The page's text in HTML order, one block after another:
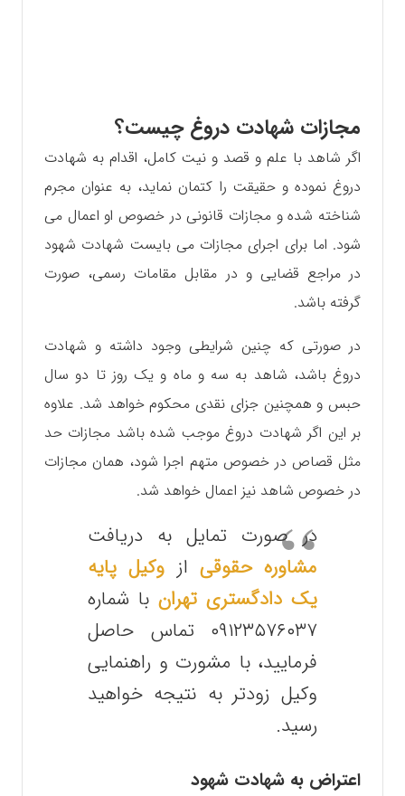
مجازات شهادت دروغ چیست؟
اگر شاهد با علم و قصد و نیت کامل، اقدام به شهادت
دروغ نموده و حقیقت را کتمان نماید، به عنوان مجرم
شناخته شده و مجازات قانونی در خصوص او اعمال می
شود. اما برای اجرای مجازات می بايست شهادت شهود
در مراجع قضایی و در مقابل مقامات رسمی، صورت
گرفته باشد.
در صورتی که چنین شرایطی وجود داشته و‌ شهادت
دروغ باشد، شاهد به سه و ماه و یک روز تا دو سال
حبس و همچنین جزای نقدی محکوم خواهد شد. علاوه
بر این‌ اگر شهادت دروغ موجب شده باشد مجازات حد
مثل قصاص در خصوص متهم اجرا شود، همان مجازات
در خصوص شاهد نیز اعمال خواهد شد.
در صورت تمایل به دریافت
مشاوره حقوقی از وکیل پایه
یک دادگستری تهران با شماره
۰۹۱۲۳۵۷۶۰۳۷ تماس حاصل
فرمایید، با مشورت و راهنمایی
وکیل زودتر به نتیجه خواهید
رسید.
اعتراض به شهادت شهود